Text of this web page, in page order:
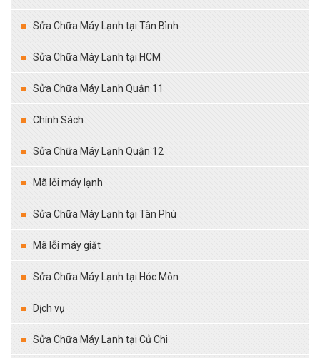
Sửa Chữa Máy Lạnh tại Tân Bình
Sửa Chữa Máy Lạnh tại HCM
Sửa Chữa Máy Lạnh Quận 11
Chính Sách
Sửa Chữa Máy Lạnh Quận 12
Mã lỗi máy lạnh
Sửa Chữa Máy Lạnh tại Tân Phú
Mã lỗi máy giặt
Sửa Chữa Máy Lạnh tại Hóc Môn
Dịch vụ
Sửa Chữa Máy Lạnh tại Củ Chi